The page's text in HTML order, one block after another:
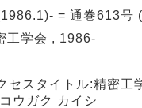
= 通巻613号
工学会 , 1986-
セスタイトル:精密工
ウガク カイシ